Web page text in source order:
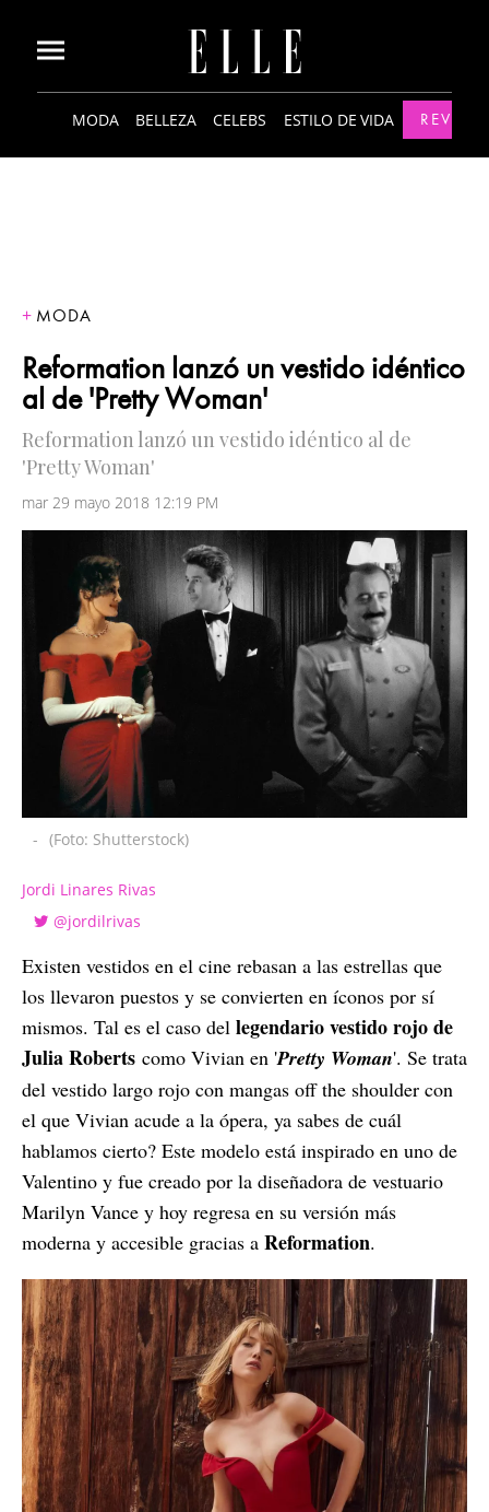
MODA BELLEZA CELEBS ESTILO DE VIDA
MODA
Reformation lanzó un vestido idéntico
al de 'Pretty Woman'
Reformation lanzó un vestido idéntico al de
'Pretty Woman'
mar 29 mayo 2018 12:19 PM
- (Foto: Shutterstock)
Jordi Linares Rivas
@jordilrivas
Existen vestidos en el cine rebasan a las estrellas que
los llevaron puestos y se convierten en íconos por sí
mismos. Tal es el caso del legendario vestido rojo de
Julia Roberts como Vivian en 'Pretty Woman'. Se trata
del vestido largo rojo con mangas off the shoulder con
el que Vivian acude a la ópera, ya sabes de cuál
hablamos cierto? Este modelo está inspirado en uno de
Valentino y fue creado por la diseñadora de vestuario
Marilyn Vance y hoy regresa en su versión más
moderna y accesible gracias a Reformation.